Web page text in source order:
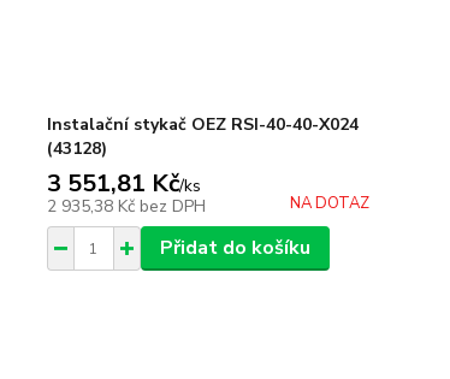
Instalační stykač OEZ RSI-40-40-X024
(43128)
3 551,81 Kč/ks
2 935,38 Kč bez DPH NA DOTAZ
Přidat do košíku